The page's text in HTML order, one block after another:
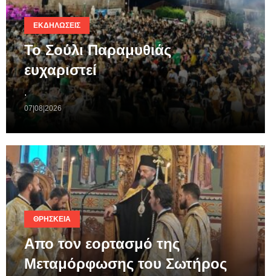
ΕΚΔΗΛΏΣΕΙΣ
Το Σούλι Παραμυθιάς
ευχαριστεί
.
07|08|2026
ΘΡΗΣΚΕΊΑ
Απο τον εορτασμό της
Μεταμόρφωσης του Σωτήρος